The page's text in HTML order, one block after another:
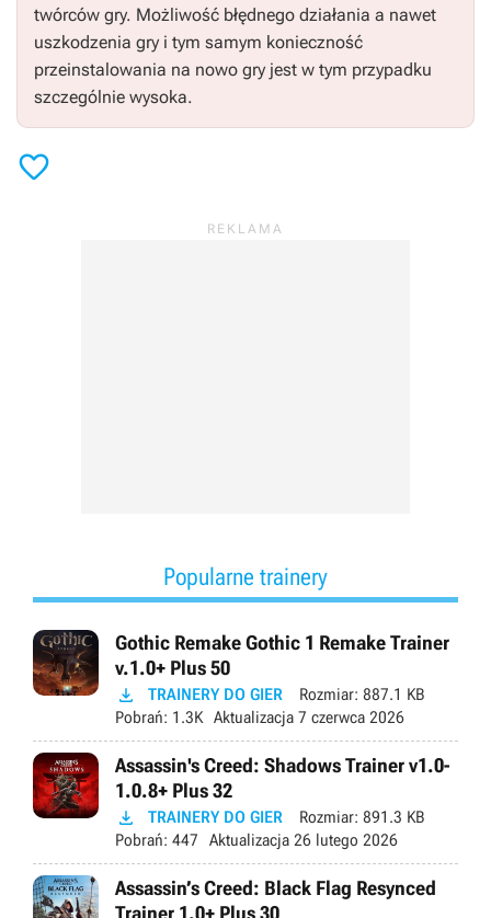
twórców gry. Możliwość błędnego działania a nawet
uszkodzenia gry i tym samym konieczność
przeinstalowania na nowo gry jest w tym przypadku
szczególnie wysoka.

Popularne trainery
Gothic Remake Gothic 1 Remake Trainer
v.1.0+ Plus 50
 TRAINERY DO GIER Rozmiar: 887.1 KB
Pobrań: 1.3K Aktualizacja 7 czerwca 2026
Assassin's Creed: Shadows Trainer v1.0-
1.0.8+ Plus 32
 TRAINERY DO GIER Rozmiar: 891.3 KB
Pobrań: 447 Aktualizacja 26 lutego 2026
Assassin’s Creed: Black Flag Resynced
Trainer 1.0+ Plus 30